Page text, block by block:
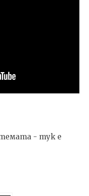
- тук е